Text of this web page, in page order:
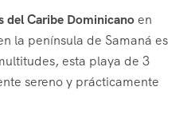
del Caribe Dominicanoen
la península de Samaná es
esta playa de 3
sereno y prácticamente